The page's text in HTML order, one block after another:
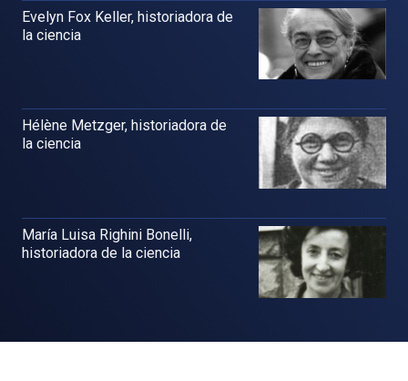
Evelyn Fox Keller, historiadora de
la ciencia
Hélène Metzger, historiadora de
la ciencia
María Luisa Righini Bonelli,
historiadora de la ciencia